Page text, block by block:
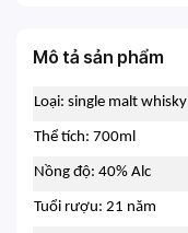
Mô tả sản phẩm
Loại: single malt whisky
Thể tích: 700ml
Nồng độ: 40% Alc
Tuổi rượu: 21 năm